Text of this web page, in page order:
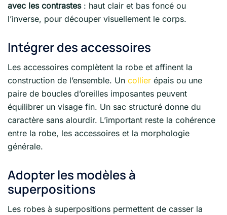
avec les contrastes: haut clair et bas foncé ou
l’inverse, pour découper visuellement le corps.
Intégrer des accessoires
Les accessoires complètent la robe et affinent la
construction de l’ensemble. Un collier épais ou une
paire de boucles d’oreilles imposantes peuvent
équilibrer un visage fin. Un sac structuré donne du
caractère sans alourdir. L’important reste la cohérence
entre la robe, les accessoires et la morphologie
générale.
Adopter les modèles à
superpositions
Les robes à superpositions permettent de casser la